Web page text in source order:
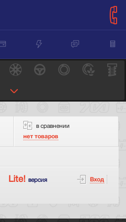
в сравнении
нет товаров
Lite! версия Вход